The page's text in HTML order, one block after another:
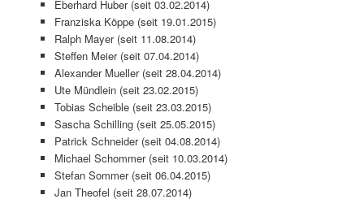
Eberhard Huber (seit 03.02.2014)
Franziska Köppe (seit 19.01.2015)
Ralph Mayer (seit 11.08.2014)
Steffen Meier (seit 07.04.2014)
Alexander Mueller (seit 28.04.2014)
Ute Mündlein (seit 23.02.2015)
Tobias Scheible (seit 23.03.2015)
Sascha Schilling (seit 25.05.2015)
Patrick Schneider (seit 04.08.2014)
Michael Schommer (seit 10.03.2014)
Stefan Sommer (seit 06.04.2015)
Jan Theofel (seit 28.07.2014)